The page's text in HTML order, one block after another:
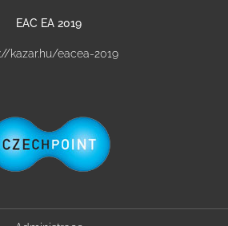
EAC EA 2019
kazar.hu/eacea-2019